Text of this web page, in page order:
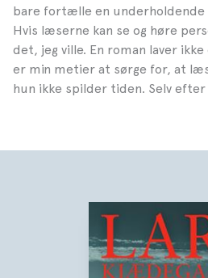
bare fortælle en
Hvis læserne kan se og høre
det, jeg ville. En roman laver
er min metier at sørge for, at
hun ikke spilder tiden. Selv efter